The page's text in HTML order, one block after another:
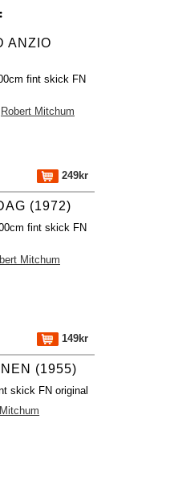
ANZIO
fint skick FN
Robert Mitchum
249kr
(1972)
fint skick FN
Mitchum
149kr
(1955)
skick FN original